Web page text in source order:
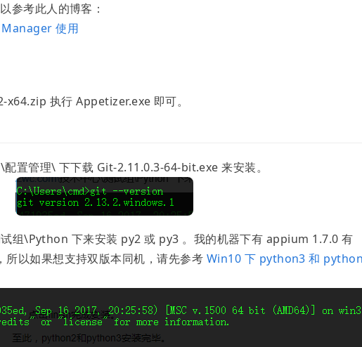
参考此人的博客：
使用
执行 Appetizer.exe 即可。
置管理\ 下下载 Git-2.11.0.3-64-bit.exe 来安装。
组\Python 下来安装 py2 或 py3 。我的机器下有 appium 1.7.0 有
以如果想支持双版本同机，请先参考 Win10 下 python3 和